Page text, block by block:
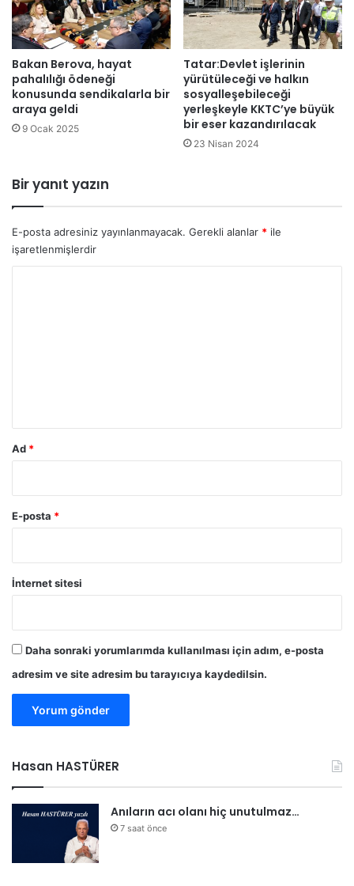
e
r
i
k
l
i
r
e
a
l
a
r
y
b
e
n
z
n
b
i
i
Bakan Berova, hayat
pahalılığı ödeneği
konusunda sendikalarla bir
araya geldi
9 Ocak 2025
Tatar:Devlet işlerinin
yürütüleceği ve halkın
sosyalleşebileceği
yerleşkeyle KKTC’ye büyük
bir eser kazandırılacak
23 Nisan 2024
Bir yanıt yazın
E-posta adresiniz yayınlanmayacak. Gerekli alanlar * ile
işaretlenmişlerdir
Ad *
E-posta *
İnternet sitesi
Daha sonraki yorumlarımda kullanılması için adım, e-posta
adresim ve site adresim bu tarayıcıya kaydedilsin.
Hasan HASTÜRER
Anıların acı olanı hiç unutulmaz…
7 saat önce